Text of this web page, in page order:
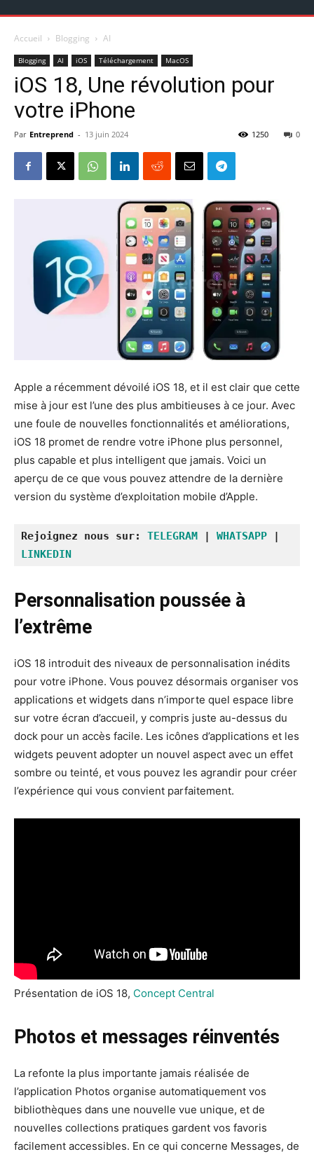
Accueil Blogging AI
Blogging AI iOS Téléchargement MacOS
iOS 18, Une révolution pour
votre iPhone
Par Entreprend - 13 juin 2024 0
1250
Apple a récemment dévoilé iOS 18, et il est clair que cette
mise à jour est l’une des plus ambitieuses à ce jour. Avec
une foule de nouvelles fonctionnalités et améliorations,
iOS 18 promet de rendre votre iPhone plus personnel,
plus capable et plus intelligent que jamais. Voici un
aperçu de ce que vous pouvez attendre de la dernière
version du système d’exploitation mobile d’Apple.
Rejoignez nous sur: TELEGRAM | WHATSAPP
LINKEDIN
Personnalisation poussée à
l’extrême
iOS 18 introduit des niveaux de personnalisation inédits
pour votre iPhone. Vous pouvez désormais organiser vos
applications et widgets dans n’importe quel espace libre
sur votre écran d’accueil, y compris juste au-dessus du
dock pour un accès facile. Les icônes d’applications et les
widgets peuvent adopter un nouvel aspect avec un effet
sombre ou teinté, et vous pouvez les agrandir pour créer
l’expérience qui vous convient parfaitement.
Présentation de iOS 18, Concept Central
Photos et messages réinventés
La refonte la plus importante jamais réalisée de
l’application Photos organise automatiquement vos
bibliothèques dans une nouvelle vue unique, et de
nouvelles collections pratiques gardent vos favoris
facilement accessibles. En ce qui concerne Messages, de